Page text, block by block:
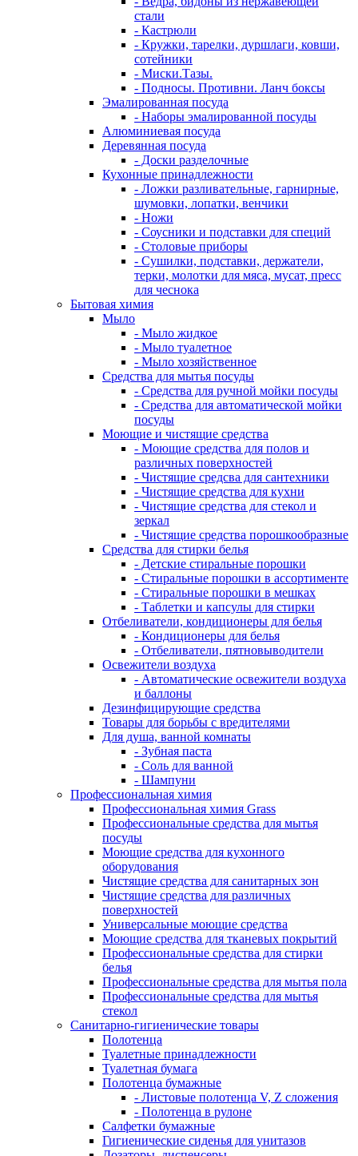
стали
- Кастрюли
- Кружки, тарелки, дуршлаги, ковши,
сотейники
- Миски.Тазы.
- Подносы. Противни. Ланч боксы
Эмалированная посуда
- Наборы эмалированной посуды
Алюминиевая посуда
Деревянная посуда
- Доски разделочные
Кухонные принадлежности
- Ложки разливательные, гарнирные,
шумовки, лопатки, венчики
- Ножи
- Соусники и подставки для специй
- Столовые приборы
- Сушилки, подставки, держатели,
терки, молотки для мяса, мусат, пресс
для чеснока
Бытовая химия
Мыло
- Мыло жидкое
- Мыло туалетное
- Мыло хозяйственное
Средства для мытья посуды
- Средства для ручной мойки посуды
- Средства для автоматической мойки
посуды
Моющие и чистящие средства
- Моющие средства для полов и
различных поверхностей
- Чистящие средсва для сантехники
- Чистящие средства для кухни
- Чистящие средства для стекол и
зеркал
- Чистящие средства порошкообразные
Средства для стирки белья
- Детские стиральные порошки
- Стиральные порошки в ассортименте
- Стиральные порошки в мешках
- Таблетки и капсулы для стирки
Отбеливатели, кондиционеры для белья
- Кондиционеры для белья
- Отбеливатели, пятновыводители
Освежители воздуха
- Автоматические освежители воздуха
и баллоны
Дезинфицирующие средства
Товары для борьбы с вредителями
Для душа, ванной комнаты
- Зубная паста
- Соль для ванной
- Шампуни
Профессиональная химия
Профессиональная химия Grass
Профессиональные средства для мытья
посуды
Моющие средства для кухонного
оборудования
Чистящие средства для санитарных зон
Чистящие средства для различных
поверхностей
Универсальные моющие средства
Моющие средства для тканевых покрытий
Профессиональные средства для стирки
белья
Профессиональные средства для мытья пола
Профессиональные средства для мытья
стекол
Санитарно-гигиенические товары
Полотенца
Туалетные принадлежности
Туалетная бумага
Полотенца бумажные
- Листовые полотенца V, Z сложения
- Полотенца в рулоне
Салфетки бумажные
Гигиенические сиденья для унитазов